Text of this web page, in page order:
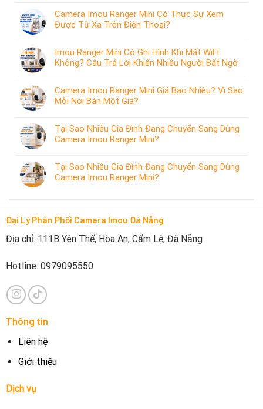
Camera Imou Ranger Mini Có Thực Sự Xem
Được Từ Xa Trên Điện Thoại?
Imou Ranger Mini Có Ghi Hình Khi Mất WiFi
Không? Câu Trả Lời Khiến Nhiều Người Bất Ngờ
Camera Imou Ranger Mini Giá Bao Nhiêu? Vì Sao
Mỗi Nơi Bán Một Giá?
Tại Sao Nhiều Gia Đình Đang Chuyển Sang Dùng
Camera Imou Ranger Mini?
Tại Sao Nhiều Gia Đình Đang Chuyển Sang Dùng
Camera Imou Ranger Mini?
Đại Lý Phân Phối Camera Imou Đà Nẵng
Địa chỉ: 111B Yên Thế, Hòa An, Cẩm Lệ, Đà Nẵng
Hotline: 0979095550
Thông tin
Liên hệ
Giới thiệu
Dịch vụ